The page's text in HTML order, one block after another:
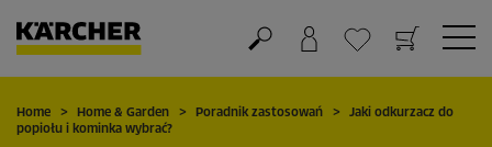
Koszyk
Lista życzeń
Home Home & Garden Poradnik zastosowań
Jaki odkurzacz do
popiołu i kominka wybrać?